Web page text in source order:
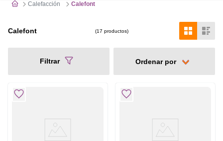
refrigerador
Calefacción Calefont
Calefont 17 productos
Filtrar